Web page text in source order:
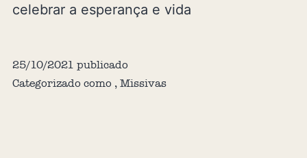
celebrar a esperança e vida
25/10/2021 publicado
Categorizado como , Missivas